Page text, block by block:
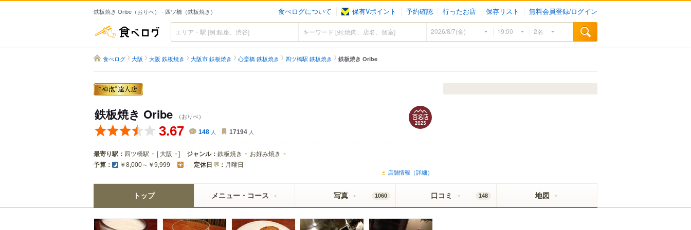
鉄板焼き Oribe（おりべ） - 四ツ橋（鉄板焼き） 食べログについて 保有Vポイント 予約確認 行ったお店 保存リスト 無料会員登録/ログイン
食べログ
食べログ 大阪 大阪 鉄板焼き 大阪市 鉄板焼き 心斎橋 鉄板焼き 四ツ橋駅 鉄板焼き 鉄板焼き Oribe
鉄板焼き Oribe （おりべ）
3.67 148 人 17194 人
最寄り駅： 四ツ橋駅 [ 大阪 ] ジャンル： 鉄板焼き お好み焼き
予算： ￥8,000～￥9,999 - 定休日 ： 月曜日
店舗情報（詳細）
トップ メニュー・コース 写真 1060 口コミ 148 地図